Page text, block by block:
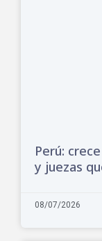
Perú:
y juezas
08/07/2026